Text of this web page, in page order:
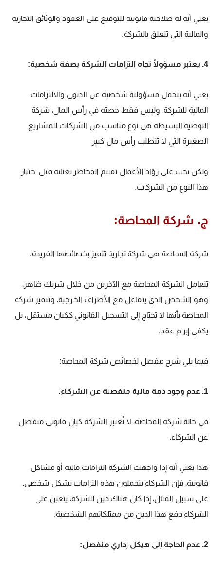
يعني أنه له صلاحية قانونية للتوقيع على العقود والوثائق التجارية
والمالية التي تتعلق بالشركة.
4. يعتبر مسؤولًا تجاه التزامات الشركة بصفة شخصية:
يعني أنه يتحمل مسؤولية شخصية عن الديون والالتزامات
المالية للشركة، وليس فقط حصته في رأس المال، شركة
التوصية البسيطة هي نوع مناسب من الشركات للمشاريع
الصغيرة التي لا تتطلب رأس مال كبير.
ولكن يجب على روّاد الأعمال تقييم المخاطر بعناية قبل اختيار
هذا النوع من الشركات.
ج. شركة المحاصة:
شركة المحاصة هي شركة تجارية تتميز بخصائصها الفريدة.
تتعامل الشركة المحاصة مع الآخرين من خلال شريك ظاهر،
وهو الشخص الذي يتفاعل مع الأطراف الخارجية. وتتميز شركة
المحاصة بأنها لا تحتاج إلى التسجيل القانوني ككيان مستقل، بل
يكفي إبرام عقد.
فيما يلي شرح مفصل لخصائص شركة المحاصة:
1. عدم وجود ذمة مالية منفصلة عن الشركاء:
في حالة شركة المحاصة، لا تُعتبر الشركة كيان قانوني منفصل
عن الشركاء.
هذا يعني أنه إذا واجهت الشركة التزامات مالية أو مشاكل
قانونية، فإن الشركاء يتحملون هذه التزامات بشكل شخصي.
على سبيل المثال، إذا كان هناك دين للشركة، يتعين على
الشركاء دفع هذا الدين من ممتلكاتهم الشخصية.
2. عدم الحاجة إلى هيكل إداري منفصل: